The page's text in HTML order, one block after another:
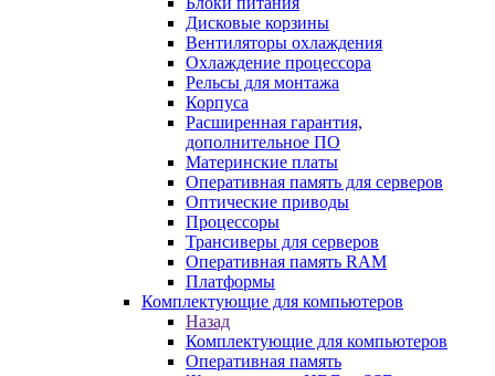
Дисковые корзины
Вентиляторы охлаждения
Охлаждение процессора
Рельсы для монтажа
Корпуса
Расширенная гарантия,
дополнительное ПО
Материнские платы
Оперативная память для серверов
Оптические приводы
Процессоры
Трансиверы для серверов
Оперативная память RAM
Платформы
Комплектующие для компьютеров
Назад
Комплектующие для компьютеров
Оперативная память